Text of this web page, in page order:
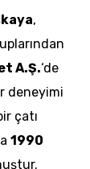
,
A.Ş.‘de
deneyimi
çatı
1990